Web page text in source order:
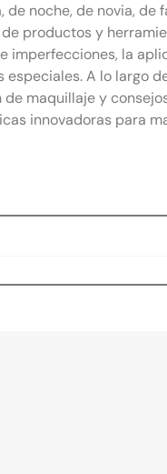
noche, de novia, de
productos y
la
A lo largo
maquillaje y
innovadoras para